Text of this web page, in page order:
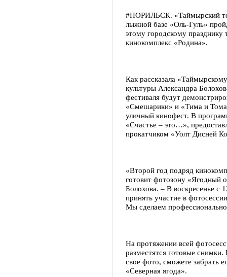
#НОРИЛЬСК. «Таймырский
лыжной базе «Оль-Гуль»
этому городскому
кинокомплекс «Родина».
Как рассказала
культуры Александра
фестиваля будут
«Смешарики» и «Тима и
уличный кинофест. В
«Счастье – это…»,
прокатчиком «Уолт Дисней
«Второй год подряд
готовит фотозону «Ягодный
Болохова. – В воскресенье с
принять участие в
Мы сделаем
На протяжении всей
разместятся готовые
свое фото, сможете забрать
«Северная ягода».